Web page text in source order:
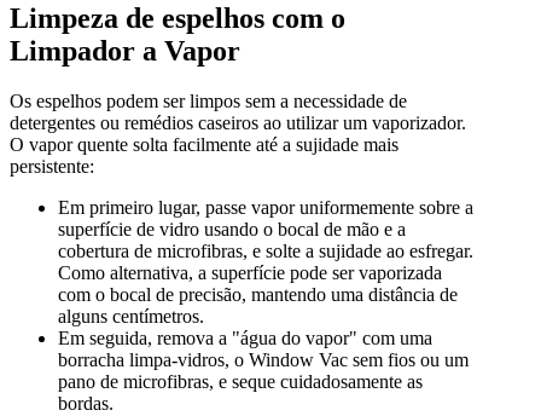
Limpeza de espelhos com o
Limpador a Vapor
Os espelhos podem ser limpos sem a necessidade de
detergentes ou remédios caseiros ao utilizar um vaporizador.
O vapor quente solta facilmente até a sujidade mais
persistente:
Em primeiro lugar, passe vapor uniformemente sobre a
superfície de vidro usando o bocal de mão e a
cobertura de microfibras, e solte a sujidade ao esfregar.
Como alternativa, a superfície pode ser vaporizada
com o bocal de precisão, mantendo uma distância de
alguns centímetros.
Em seguida, remova a "água do vapor" com uma
borracha limpa-vidros, o Window Vac sem fios ou um
pano de microfibras, e seque cuidadosamente as
bordas.